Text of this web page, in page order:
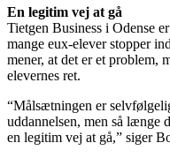
En legitim vej at gå
Tietgen Business i Odense
mange eux-elever stopper
mener, at det er et problem,
elevernes ret.
“Målsætningen er
uddannelsen, men så længe
en legitim vej at gå,” siger